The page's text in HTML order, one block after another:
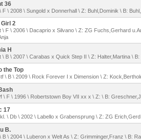
36
F \ 2008 \ Sungold x Donnerhall \ Z: Buhl,Dominik \ B:
2
\ F \ 2006 \ Dacaprio x Silvano \ Z: ZG Fuchs,Gerhard
H
\ B \ 2007 \ Carabas x Quick Step II \ Z: Halter,Martina \ B:
the Top
\ B \ 2009 \ Rock Forever I x Dimension \ Z:
\ F \ 1996 \ Robertstown Boy VII xx x \ Z: \ B:
17
\ Db \ 2002 \ Labello x Grabensprung \ Z: ZG
B.
B \ 2004 \ Luberon x Welt As \ Z: Grimminger,Franz \ B: